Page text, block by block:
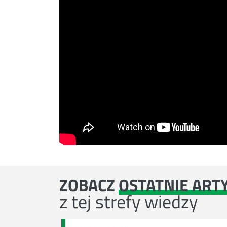
ZOBACZOSTATNIE
z tej strefy wiedzy